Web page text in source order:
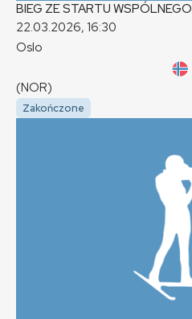
BIEG ZE STARTU WSPÓLNEGO
22.03.2026, 16:30
Oslo
(NOR)
Zakończone